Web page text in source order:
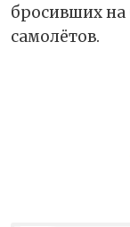
бросивших на
самолётов.